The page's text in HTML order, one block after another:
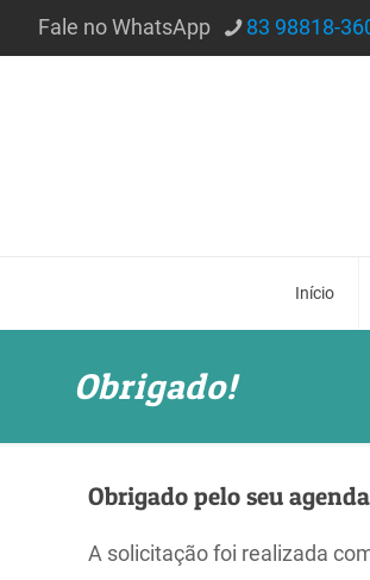
Fale no WhatsApp 83 98818-
Início
Obrigado!
Obrigado pelo seu
A solicitação foi realizada